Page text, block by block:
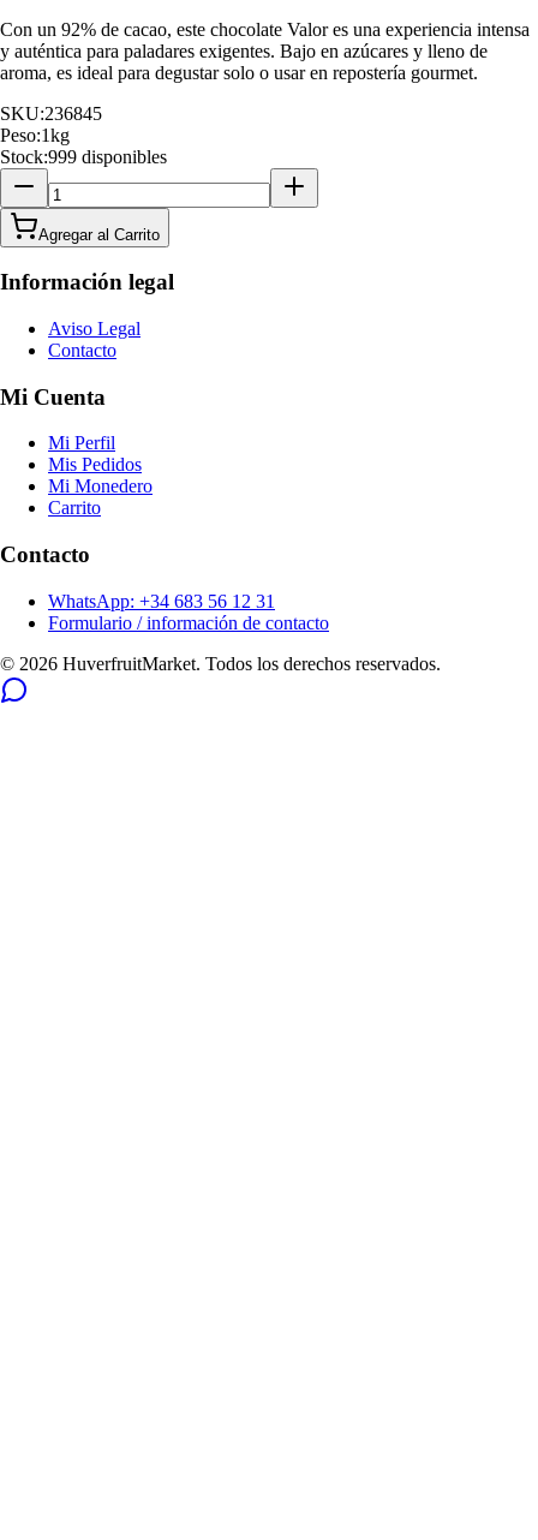
Con un 92% de cacao, este chocolate Valor es una experiencia intensa
y auténtica para paladares exigentes. Bajo en azúcares y lleno de
aroma, es ideal para degustar solo o usar en repostería gourmet.
SKU:236845
Peso:1kg
Stock:999 disponibles
Agregar al Carrito
Información legal
Aviso Legal
Contacto
Mi Cuenta
Mi Perfil
Mis Pedidos
Mi Monedero
Carrito
Contacto
WhatsApp: +34 683 56 12 31
Formulario / información de contacto
© 2026 HuverfruitMarket. Todos los derechos reservados.